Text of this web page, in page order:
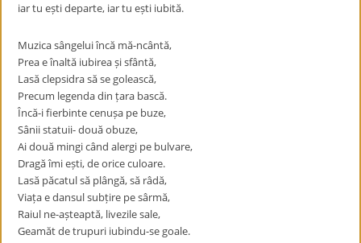
iar tu ești departe, iar tu ești iubită.
Muzica sângelui încă mă-ncântă,
Prea e înaltă iubirea și sfântă,
Lasă clepsidra să se golească,
Precum legenda din țara bască.
Încă-i fierbinte cenușa pe buze,
Sânii statuii- două obuze,
Ai două mingi când alergi pe bulvare,
Dragă îmi ești, de orice culoare.
Lasă păcatul să plângă, să râdă,
Viața e dansul subțire pe sârmă,
Raiul ne-așteaptă, livezile sale,
Geamăt de trupuri iubindu-se goale.